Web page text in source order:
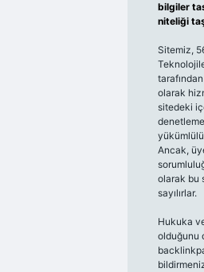
bilgiler
niteliği
Sitemiz,
olarak
sitedeki
Ancak,
olarak bu
sayılırlar.
Hukuka
olduğunu